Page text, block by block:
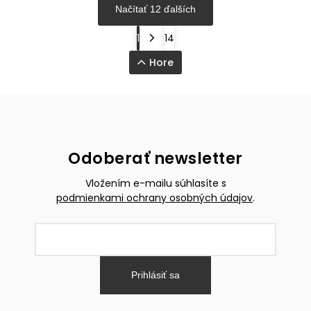
Načítať 12 ďalších
1
14
Hore
Odoberať newsletter
Vložením e-mailu súhlasíte s
podmienkami ochrany osobných údajov.
Prihlásiť sa